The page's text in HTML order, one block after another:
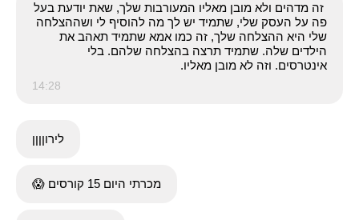
זה מדהים ולא מובן מאליו המעורבות שלך, שאת יודעת בעל
פה על העסק שלי, שתמיד יש לך מה להוסיף לי ושההצלחה
שלי היא ההצלחה שלך, זה כמו אמא שתמיד תאהב את
הילדים שלה. שתמיד תרצה בהצלחה שלהם. בלי
אינטרסים. וזה לא מובן מאליו.
14:28
לירוןןןן
מכרתי היום 15 קורסים 😱